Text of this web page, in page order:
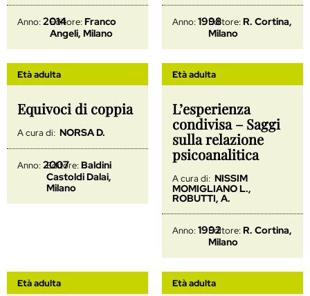
Anno:2014
Editore:Franco
Angeli, Milano
Anno:1998
Editore: R. Cortina,
Milano
Età adulta
Equivoci di coppia
A cura di: NORSA D.
Anno:2007
Editore:Baldini
Castoldi Dalai,
Milano
Età adulta
L’esperienza
condivisa – Saggi
sulla relazione
psicoanalitica
A cura di: NISSIM
MOMIGLIANO L.,
ROBUTTI, A.
Anno:1992Editore:R. Cortina,
Milano
Età adulta Età adulta